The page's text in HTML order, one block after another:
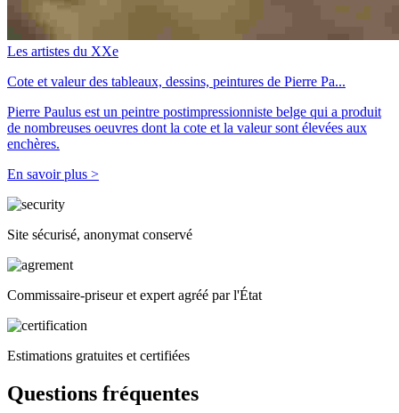
Les artistes du XXe
Cote et valeur des tableaux, dessins, peintures de Pierre Pa...
Pierre Paulus est un peintre postimpressionniste belge qui a produit
de nombreuses oeuvres dont la cote et la valeur sont élevées aux
enchères.
En savoir plus >
Site sécurisé, anonymat conservé
Commissaire-priseur et expert agréé par l'État
Estimations gratuites et certifiées
Questions fréquentes